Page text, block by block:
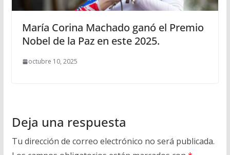
María Corina Machado ganó el Premio
Nobel de la Paz en este 2025.
octubre 10, 2025
Deja una respuesta
Tu dirección de correo electrónico no será publicada.